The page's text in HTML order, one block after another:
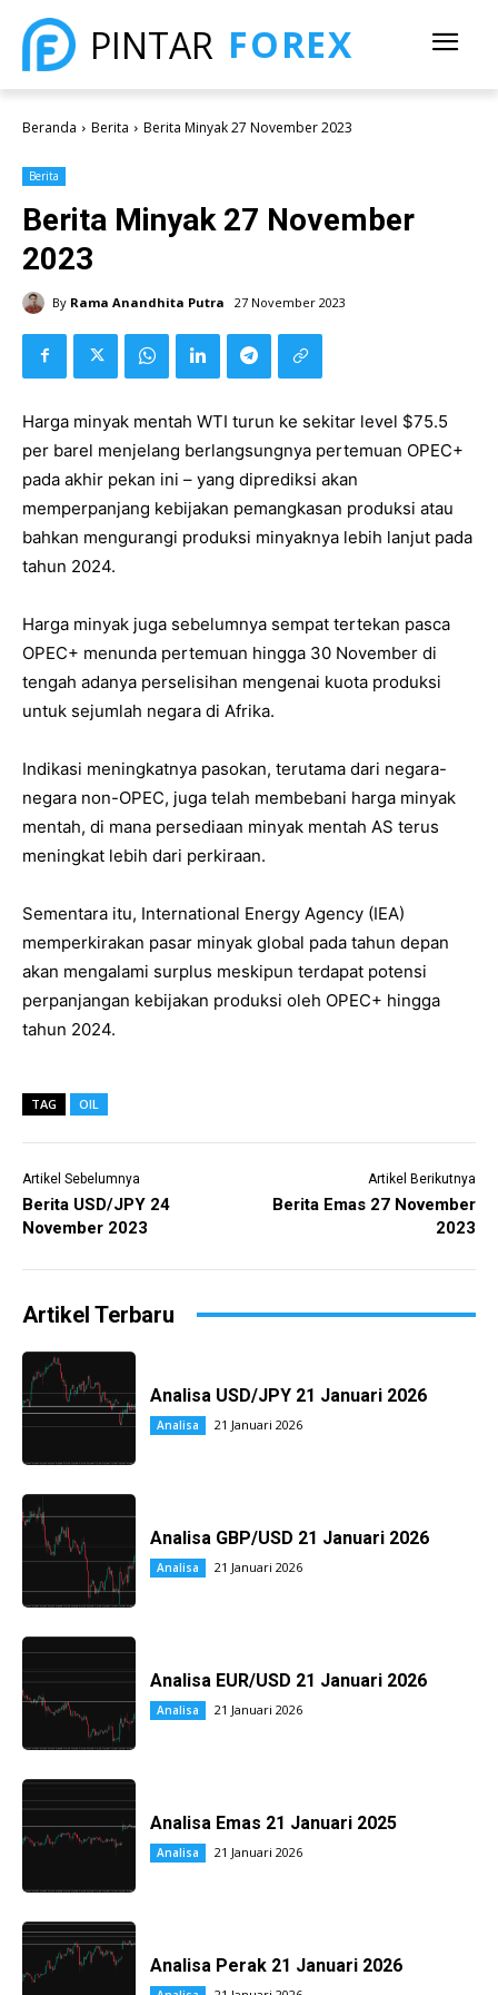
PINTAR FOREX
Beranda Berita Berita Minyak 27 November 2023
Berita
Berita Minyak 27 November
2023
By Rama Anandhita Putra 27 November 2023
Harga minyak mentah WTI turun ke sekitar level $75.5
per barel menjelang berlangsungnya pertemuan OPEC+
pada akhir pekan ini – yang diprediksi akan
memperpanjang kebijakan pemangkasan produksi atau
bahkan mengurangi produksi minyaknya lebih lanjut pada
tahun 2024.
Harga minyak juga sebelumnya sempat tertekan pasca
OPEC+ menunda pertemuan hingga 30 November di
tengah adanya perselisihan mengenai kuota produksi
untuk sejumlah negara di Afrika.
Indikasi meningkatnya pasokan, terutama dari negara-
negara non-OPEC, juga telah membebani harga minyak
mentah, di mana persediaan minyak mentah AS terus
meningkat lebih dari perkiraan.
Sementara itu, International Energy Agency (IEA)
memperkirakan pasar minyak global pada tahun depan
akan mengalami surplus meskipun terdapat potensi
perpanjangan kebijakan produksi oleh OPEC+ hingga
tahun 2024.
TAG OIL
Artikel Sebelumnya
Berita USD/JPY 24
November 2023
Artikel Berikutnya
Berita Emas 27 November
2023
Artikel Terbaru
Analisa USD/JPY 21 Januari 2026
Analisa 21 Januari 2026
Analisa GBP/USD 21 Januari 2026
Analisa 21 Januari 2026
Analisa EUR/USD 21 Januari 2026
Analisa 21 Januari 2026
Analisa Emas 21 Januari 2025
Analisa 21 Januari 2026
Analisa Perak 21 Januari 2026